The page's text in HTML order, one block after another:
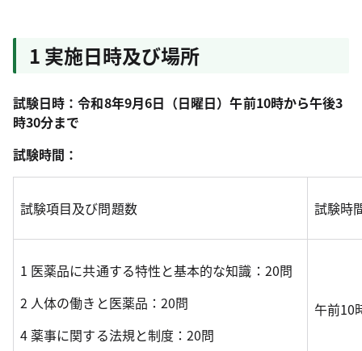
1 実施日時及び場所
試験日時：令和8年9月6日（日曜日）午前10時から午後3
時30分まで
試験時間：
試験項目及び問題数 試験時
1 医薬品に共通する特性と基本的な知識：20問
2 人体の働きと医薬品：20問
4 薬事に関する法規と制度：20問
午前10